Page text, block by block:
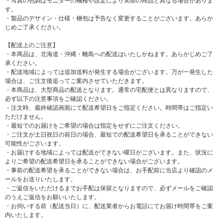
す。
・製品のデザイン・仕様・梱包は予告なく変更することがございます。あらか
じめご了承ください。
【配送上のご注意】
・本商品は、北海道・沖縄・離島への配送はいたしかねます。あらかじめご了
承ください。
・配送地域によっては追加送料が発生する場合がございます。万が一発生した
場合は、ご注文後追ってご案内させていただきます。
・本商品は、大型商品の配送となります。通常の宅配便とは異なりますので、
必ず以下の注意事項をご確認ください。
・注文時、最終確認画面にて配送希望日をご指定ください。時間帯はご指定い
ただけません。
・最短でのお届けをご希望の場合は指定をせずにご注文ください。
・ご注文が土日祝日の前日の場合、最短での配送希望日を承ることができない
可能性がございます。
・お届けする地域によっては配送ができない曜日がございます。また、状況に
よりご希望の配送希望日を承ることができない場合がございます。
・事前の配送希望を承ることができない場合は、お手配前に当店より確認のメ
ールをお送りいたします。
・ご返信をいただけるまでお手配は保留となりますので、必ずメールをご確認
のうえご返信をお願いいたします。
・お伺いする前（配送当日）に、配送業者からお電話にてお届け時間帯をご案
内いたします。